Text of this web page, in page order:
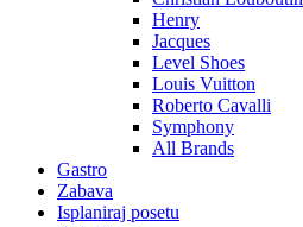
Henry
Jacques
Level Shoes
Louis Vuitton
Roberto Cavalli
Symphony
All Brands
Gastro
Zabava
Isplaniraj posetu